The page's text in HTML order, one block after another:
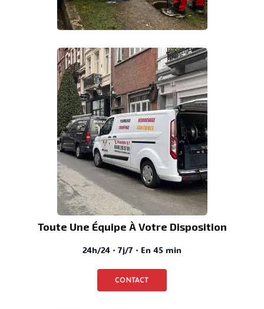
Toute Une Équipe À Votre Disposition
24h/24 · 7j/7 · En 45 min
CONTACT